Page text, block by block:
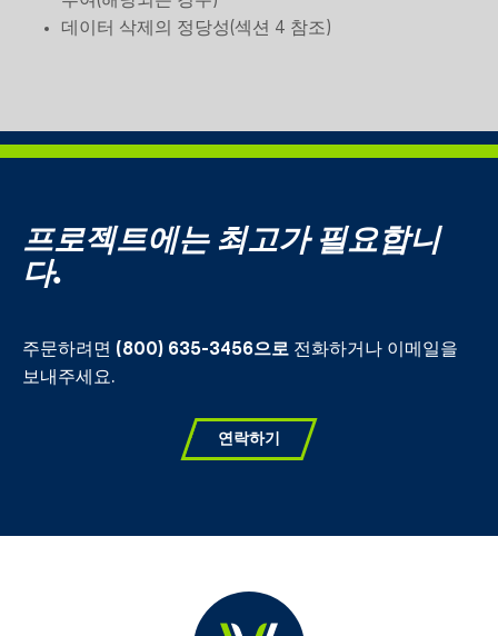
데이터 삭제의 정당성(섹션 4 참조)
프로젝트에는 최고가 필요합니
다.
주문하려면 (800) 635-3456으로 전화하거나 이메일을
보내주세요.
연락하기